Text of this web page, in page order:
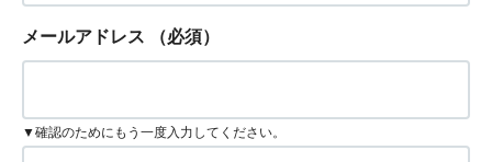
メールアドレス （必須）
▼確認のためにもう一度入力してください。